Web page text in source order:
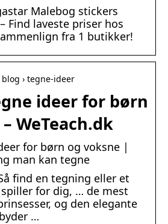
Malebog stickers
Find laveste priser hos
fra 1 butikker!
› tegne-ideer
ideer for børn
WeTeach.dk
for børn og voksne |
man kan tegne
find en tegning eller et
for dig, … de mest
og den elegante
…